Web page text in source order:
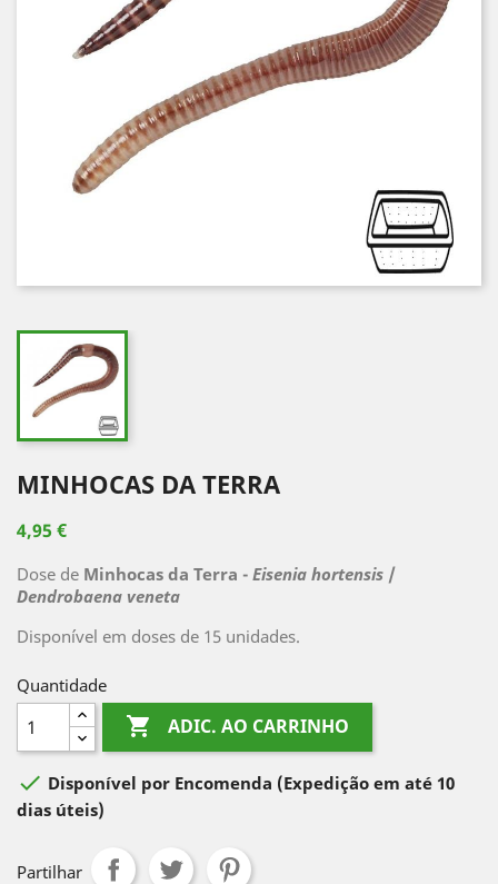
MINHOCAS DA TERRA
4,95 €
Dose de Minhocas da Terra - Eisenia hortensis /
Dendrobaena veneta
Disponível em doses de 15 unidades.
Quantidade
 ADIC. AO CARRINHO
 Disponível por Encomenda (Expedição em até 10
dias úteis)
Partilhar